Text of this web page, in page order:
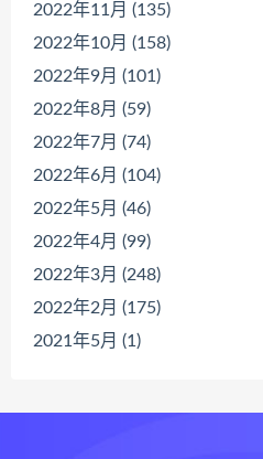
2022年11月 (135)
2022年10月 (158)
2022年9月 (101)
2022年8月 (59)
2022年7月 (74)
2022年6月 (104)
2022年5月 (46)
2022年4月 (99)
2022年3月 (248)
2022年2月 (175)
2021年5月 (1)